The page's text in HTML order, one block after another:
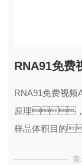
RNA91免费视频
原理，
样品体积目的